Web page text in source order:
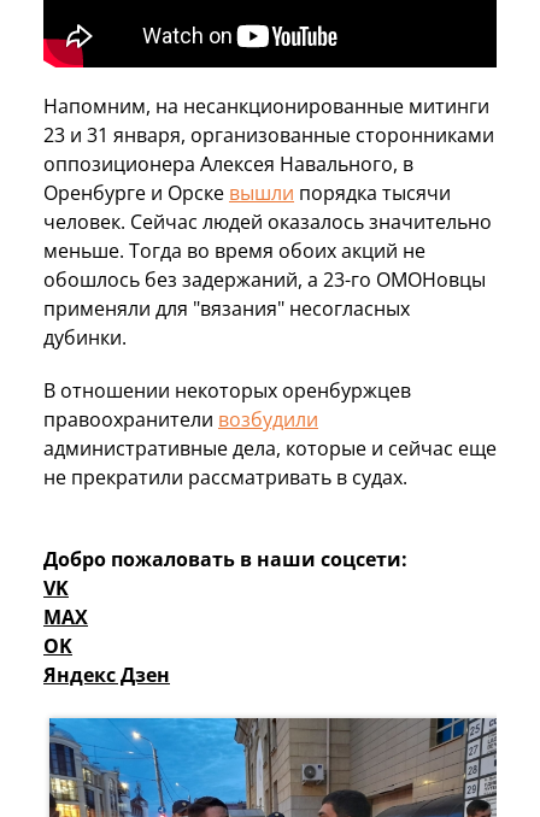
Напомним, на несанкционированные митинги
23 и 31 января, организованные сторонниками
оппозиционера Алексея Навального, в
Оренбурге и Орске вышли порядка тысячи
человек. Сейчас людей оказалось значительно
меньше. Тогда во время обоих акций не
обошлось без задержаний, а 23-го ОМОНовцы
применяли для "вязания" несогласных
дубинки.
В отношении некоторых оренбуржцев
правоохранители возбудили
административные дела, которые и сейчас еще
не прекратили рассматривать в судах.
Добро пожаловать в наши соцсети:
VK
MAX
OK
Яндекс Дзен